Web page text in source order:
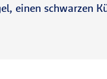
einen schwarzen